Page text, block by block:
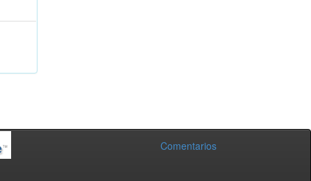
Comentarios